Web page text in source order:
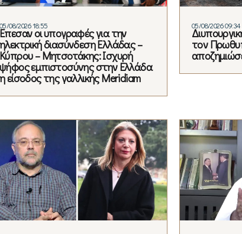
05/08/2026 18:55
Έπεσαν οι υπογραφές για την
ηλεκτρική διασύνδεση Ελλάδας –
Κύπρου – Μητσοτάκης: Ισχυρή
ψήφος εμπιστοσύνης στην Ελλάδα
η είσοδος της γαλλικής Meridiam
05/08/2026 09:34
τον